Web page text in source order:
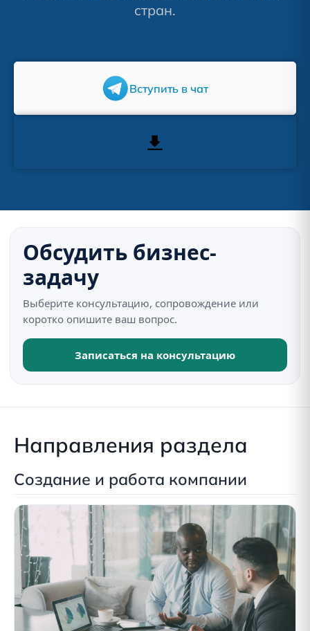
стран.
Вступить в чат
Обсудить бизнес-
задачу
Выберите консультацию, сопровождение или
коротко опишите ваш вопрос.
Записаться на консультацию
Направления раздела
Создание и работа компании